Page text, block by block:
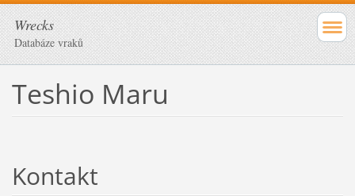
Wrecks
Databáze vraků
Teshio Maru
Kontakt